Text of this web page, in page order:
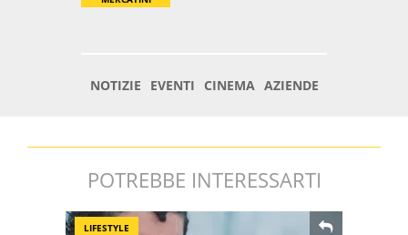
POTREBBE INTERESSARTI
LIFESTYLE